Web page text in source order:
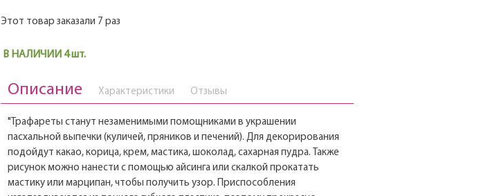
Этот товар заказали 7 раз
В НАЛИЧИИ 4 шт.
Описание Характеристики Отзывы
"Трафареты станут незаменимыми помощниками в украшении
пасхальной выпечки (куличей, пряников и печений). Для декорирования
подойдут какао, корица, крем, мастика, шоколад, сахарная пудра. Также
рисунок можно нанести с помощью айсинга или скалкой прокатать
мастику или марципан, чтобы получить узор. Приспособления